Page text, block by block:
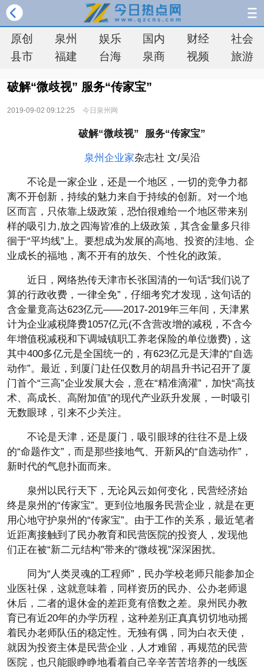
原创 泉州 娱乐 国内 财经
社会
县市
福建 台海 泉商 视频 旅游
破解“微歧视” 服务“传家宝”
2019-09-02 09:12:25 今日泉州网
破解“微歧视” 服务“传家宝”
泉州企业家杂志社 文/吴沿
不论是一家企业，还是一个地区，一切的竞争力都
离不开创新，持续的魅力来自于持续的创新。对一个地
区而言，只依靠上级政策，恐怕很难给一个地区带来别
样的吸引力,放之四海皆准的上级政策，其含金量多只徘
徊于“平均线”上。要想成为发展的高地、投资的洼地、企
业成长的福地，离不开有的放矢、个性化的政策。
近日，网络热传天津市长张国清的一句话“我们说了
算的行政收费，一律全免”，仔细考究才发现，这句话的
含金量竟高达623亿元——2017-2019年三年间，天津累
计为企业减税降费1057亿元(不含营改增的减税，不含今
年增值税减税和下调城镇职工养老保险的单位缴费)，这
其中400多亿元是全国统一的，有623亿元是天津的“自选
动作”。最近，到厦门赴任仅数月的胡昌升书记召开了厦
门首个“三高”企业发展大会，意在“精准滴灌”，加快“高技
术、高成长、高附加值”的现代产业跃升发展，一时吸引
无数眼球，引来不少关注。
不论是天津，还是厦门，吸引眼球的往往不是上级
的“命题作文”，而是那些接地气、开新风的“自选动作”，
新时代的气息扑面而来。
泉州以民行天下，无论风云如何变化，民营经济始
终是泉州的“传家宝”。更到位地服务民营企业，就是在更
用心地守护泉州的“传家宝”。由于工作的关系，最近笔者
近距离接触到了民办教育和民营医院的投资人，发现他
们正在被“新二元结构”带来的“微歧视”深深困扰。
同为“人类灵魂的工程师”，民办学校老师只能参加企
业医社保，这就意味着，同样资历的民办、公办老师退
休后，二者的退休金的差距竟有倍数之差。泉州民办教
育已有近20年的办学历程，这种差别正真真切切地动摇
着民办老师队伍的稳定性。无独有偶，同为白衣天使，
就因为投资主体是民营企业，人才难留，再规范的民营
医院，也只能眼睁睁地看着自己辛辛苦苦培养的一线医